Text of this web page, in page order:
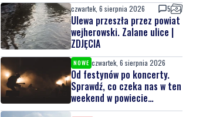
czwartek, 6 sierpnia 2026 5
Ulewa przeszła przez powiat
wejherowski. Zalane ulice |
ZDJĘCIA
NOWE czwartek, 6 sierpnia 2026
Od festynów po koncerty.
Sprawdź, co czeka nas w ten
weekend w powiecie
lęborskim